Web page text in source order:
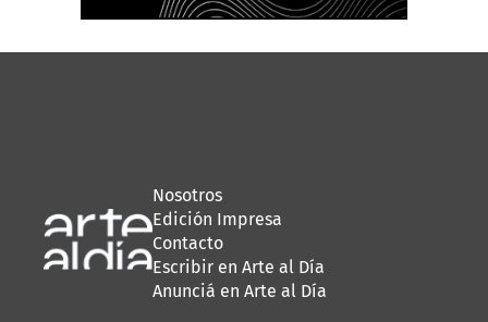
Nosotros
Edición Impresa
Contacto
Escribir en Arte al Día
Anunciá en Arte al Día